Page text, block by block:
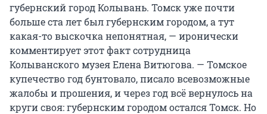
губернский город Колывань. Томск уже почти
больше ста лет был губернским городом, а тут
какая-то выскочка непонятная, — иронически
комментирует этот факт сотрудница
Колыванского музея Елена Витюгова. — Томское
купечество год бунтовало, писало всевозможные
жалобы и прошения, и через год всё вернулось на
круги своя: губернским городом остался Томск. Но